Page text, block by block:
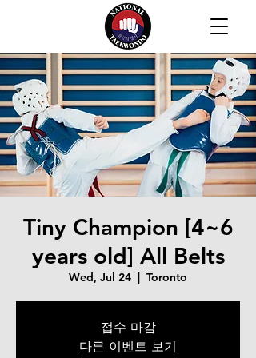
Tiny Champion [4~6
years old] All Belts
Wed, Jul 24
  |
Toronto
접수 마감
다른 이벤트 보기